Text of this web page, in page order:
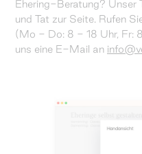
Ehering-Beratung? Unser
und Tat zur Seite. Rufen
(Mo - Do: 8 - 18 Uhr, Fr:
uns eine E-Mail an